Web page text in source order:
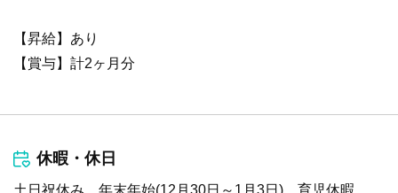
【昇給】あり
【賞与】計2ヶ月分
休暇・休日
土日祝休み、年末年始(12月30日～1月3日)、育児休暇